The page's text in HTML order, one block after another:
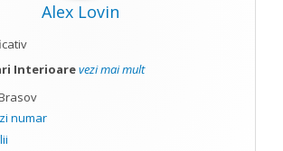
Alex Lovin
Interioarevezi mai mult
numar